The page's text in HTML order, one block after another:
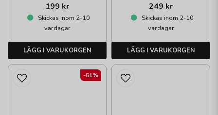
199 kr
Skickas inom 2-10
vardagar
LÄGG I VARUKORGEN
249 kr
Skickas inom 2-10
vardagar
LÄGG I VARUKORGEN
-51%